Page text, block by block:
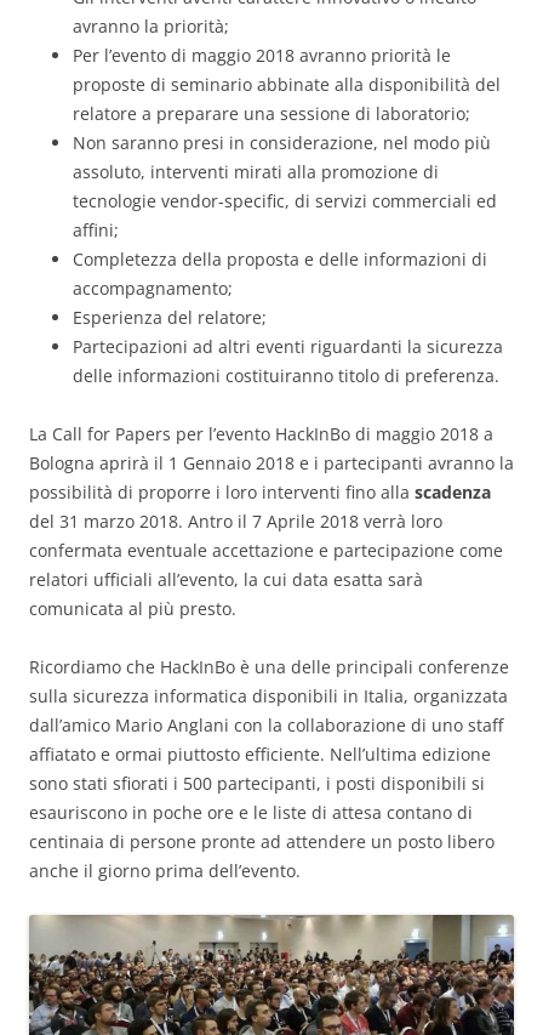
avranno la priorità;
Per l’evento di maggio 2018 avranno priorità le
proposte di seminario abbinate alla disponibilità del
relatore a preparare una sessione di laboratorio;
Non saranno presi in considerazione, nel modo più
assoluto, interventi mirati alla promozione di
tecnologie vendor-specific, di servizi commerciali ed
affini;
Completezza della proposta e delle informazioni di
accompagnamento;
Esperienza del relatore;
Partecipazioni ad altri eventi riguardanti la sicurezza
delle informazioni costituiranno titolo di preferenza.
La Call for Papers per l’evento HackInBo di maggio 2018 a
Bologna aprirà il 1 Gennaio 2018 e i partecipanti avranno la
possibilità di proporre i loro interventi fino alla scadenza
del 31 marzo 2018. Antro il 7 Aprile 2018 verrà loro
confermata eventuale accettazione e partecipazione come
relatori ufficiali all’evento, la cui data esatta sarà
comunicata al più presto.
Ricordiamo che HackInBo è una delle principali conferenze
sulla sicurezza informatica disponibili in Italia, organizzata
dall’amico Mario Anglani con la collaborazione di uno staff
affiatato e ormai piuttosto efficiente. Nell’ultima edizione
sono stati sfiorati i 500 partecipanti, i posti disponibili si
esauriscono in poche ore e le liste di attesa contano di
centinaia di persone pronte ad attendere un posto libero
anche il giorno prima dell’evento.